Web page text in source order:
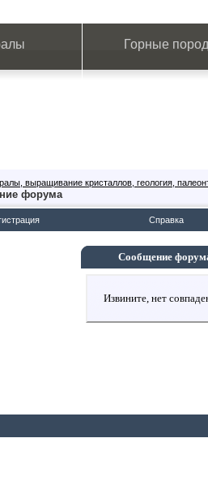
Горные
выращивание кристаллов, геология,
форума
Справка
Сообщение
Извините, нет